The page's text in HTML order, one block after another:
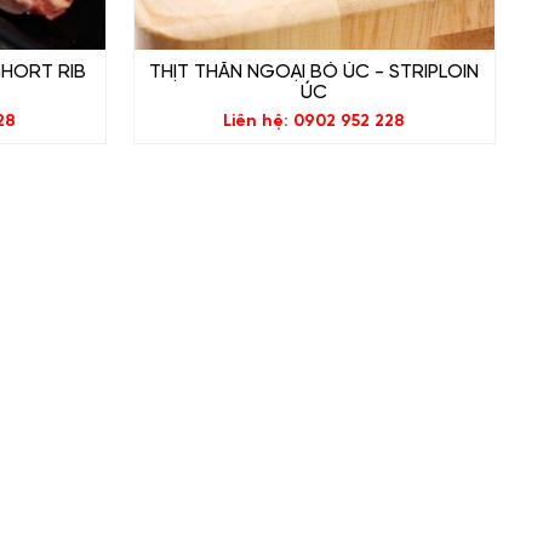
RIB
THỊT THĂN NGOẠI BÒ ÚC - STRIPLOIN
ÚC
Liên hệ: 0902 952 228